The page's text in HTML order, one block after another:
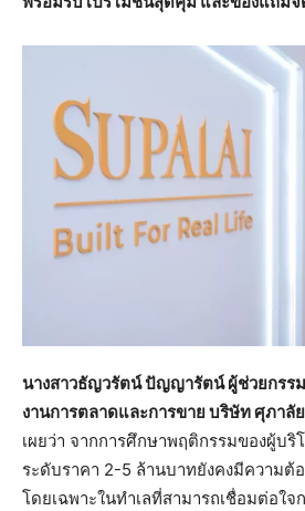
นางสาวธัญวรัตน์ ปัญญารัตน์ ผู้ช่วยกรร
งานการตลาดและการขาย บริษัท ศุภาลั
เผยว่า จากการศึกษาพฤติกรรมของผู้บ
ระดับราคา 2-5 ล้านบาทยังคงมีความต้อ
โดยเฉพาะในทำเลที่สามารถเชื่อมต่อใจ